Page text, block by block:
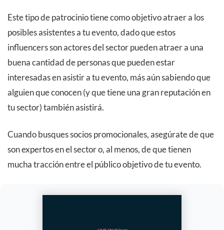
Este tipo de patrocinio tiene como objetivo atraer a los
posibles asistentes a tu evento, dado que estos
influencers son actores del sector pueden atraer a una
buena cantidad de personas que pueden estar
interesadas en asistir a tu evento, más aún sabiendo que
alguien que conocen (y que tiene una gran reputación en
tu sector) también asistirá.
Cuando busques socios promocionales, asegúrate de que
son expertos en el sector o, al menos, de que tienen
mucha tracción entre el público objetivo de tu evento.